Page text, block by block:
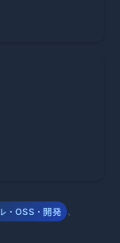
・OSS・開発 、